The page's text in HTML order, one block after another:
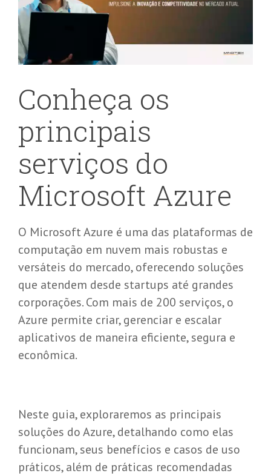
Conheça os
principais
serviços do
Microsoft Azure
O Microsoft Azure é uma das plataformas de
computação em nuvem mais robustas e
versáteis do mercado, oferecendo soluções
que atendem desde startups até grandes
corporações. Com mais de 200 serviços, o
Azure permite criar, gerenciar e escalar
aplicativos de maneira eficiente, segura e
econômica.
Neste guia, exploraremos as principais
soluções do Azure, detalhando como elas
funcionam, seus benefícios e casos de uso
práticos, além de práticas recomendadas